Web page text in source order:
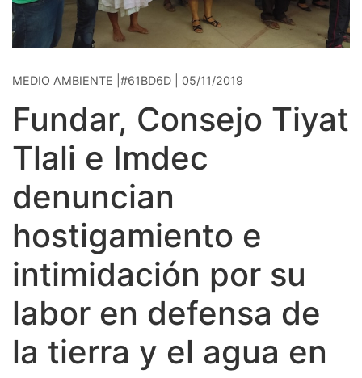
MEDIO AMBIENTE |#61BD6D | 05/11/2019
Fundar, Consejo Tiyat
Tlali e Imdec
denuncian
hostigamiento e
intimidación por su
labor en defensa de
la tierra y el agua en